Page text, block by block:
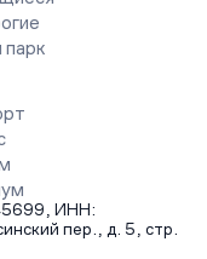
ИНН:
пер., д. 5, стр.